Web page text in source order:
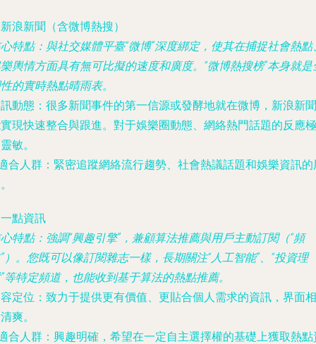
浪新聞（含微博熱搜）
特點：與社交媒體平臺“微博”深度綁定，使其在捕捉社會熱點
輿情方面具有無可比擬的速度和廣度。“微博熱搜榜”本身就是
的實時熱點晴雨表。
動態 ：很多新聞事件的第一信源或發酵地就在微博，新浪新聞
現快速整合與跟進。對于娛樂圈動態、網絡熱門話題的反應極
敏。
合人群 ：緊密追蹤網絡流行趨勢、社會熱議話題和娛樂資訊的
點資訊
特點：強調“興趣引擎”，兼顧算法推薦與用戶主動訂閱（“頻
）。您既可以像訂閱雜志一樣，長期關注“人工智能”、“投資理
等特定頻道，也能收到基于算法的熱點推薦。
定位 ：致力于提供更有價值、更貼合個人需求的資訊，界面相
爽。
合人群 ：興趣明確，希望在一定自主選擇權的基礎上獲取熱點